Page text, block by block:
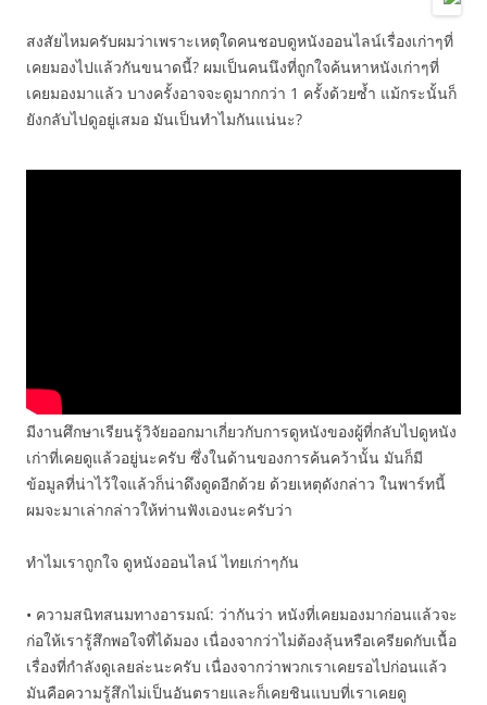
สงสัยไหมครับผมว่าเพราะเหตุใดคนชอบดูหนังออนไลน์เรื่องเก่าๆที่
เคยมองไปแล้วกันขนาดนี้? ผมเป็นคนนึงที่ถูกใจค้นหาหนังเก่าๆที่
เคยมองมาแล้ว บางครั้งอาจจะดูมากกว่า 1 ครั้งด้วยซ้ำ แม้กระนั้นก็
ยังกลับไปดูอยู่เสมอ มันเป็นทำไมกันแน่นะ?
มีงานศึกษาเรียนรู้วิจัยออกมาเกี่ยวกับการดูหนังของผู้ที่กลับไปดูหนัง
เก่าที่เคยดูแล้วอยู่นะครับ ซึ่งในด้านของการค้นคว้านั้น มันก็มี
ข้อมูลที่น่าไว้ใจแล้วก็น่าดึงดูดอีกด้วย ด้วยเหตุดังกล่าว ในพาร์ทนี้
ผมจะมาเล่ากล่าวให้ท่านฟังเองนะครับว่า
ทำไมเราถูกใจ ดูหนังออนไลน์ ไทยเก่าๆกัน
• ความสนิทสนมทางอารมณ์: ว่ากันว่า หนังที่เคยมองมาก่อนแล้วจะ
ก่อให้เรารู้สึกพอใจที่ได้มอง เนื่องจากว่าไม่ต้องลุ้นหรือเครียดกับเนื้อ
เรื่องที่กำลังดูเลยล่ะนะครับ เนื่องจากว่าพวกเราเคยรอไปก่อนแล้ว
มันคือความรู้สึกไม่เป็นอันตรายและก็เคยชินแบบที่เราเคยดู